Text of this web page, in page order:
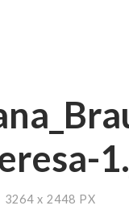
3264 x 2448 PX